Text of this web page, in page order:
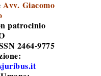
Avv. Giacomo
patrocinio
2464-9775